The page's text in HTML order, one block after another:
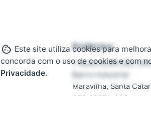
Endereço
Rodovia BR 282,
Bairro Industrial
Maravilha, Santa
CEP 89874-000
Este site utiliza cookies para
concorda com o uso de cookies e com
Privacidade.